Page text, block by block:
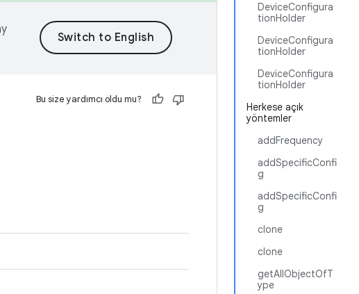
DeviceConfigura
tionHolder
DeviceConfigura
tionHolder
DeviceConfigura
tionHolder
Herkese açık
yöntemler
addFrequency
addSpecificConfi
g
addSpecificConfi
g
clone
clone
getAllObjectOfT
ype
Bu size yardımcı oldu mu?